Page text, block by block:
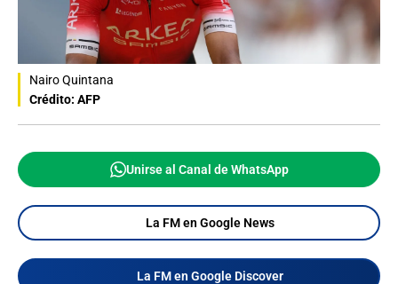
Nairo Quintana
Crédito: AFP
Unirse al Canal de WhatsApp
La FM en Google News
La FM en Google Discover